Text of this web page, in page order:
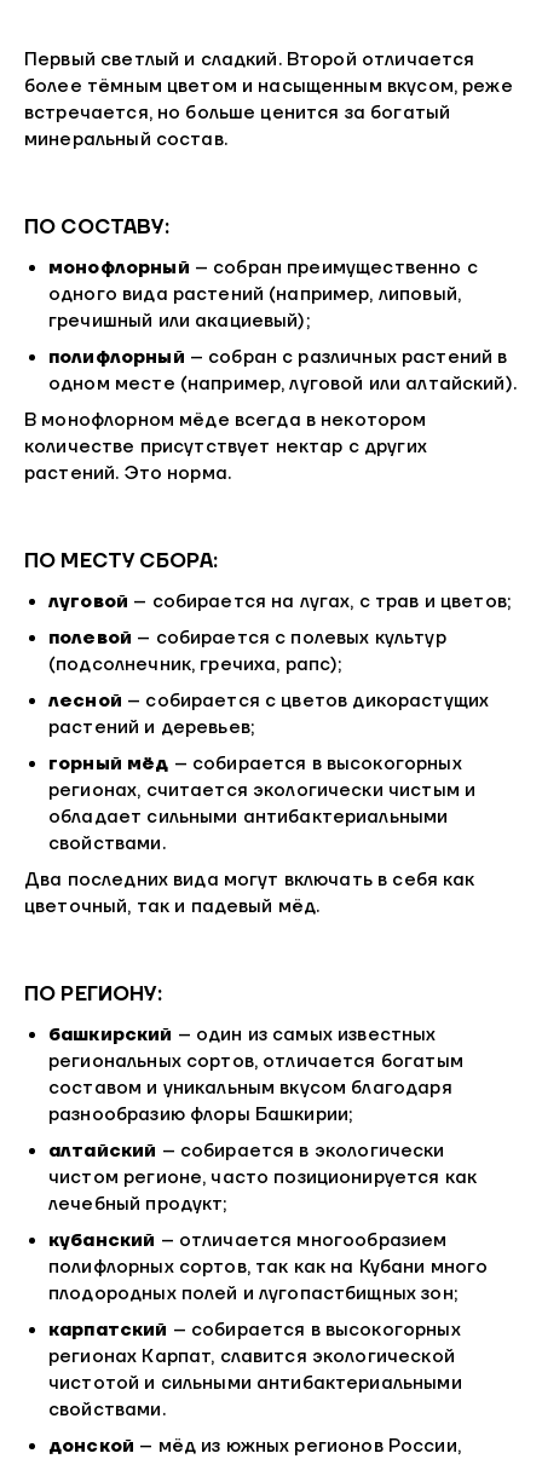
Первый светлый и сладкий. Второй отличается
более тёмным цветом и насыщенным вкусом, реже
встречается, но больше ценится за богатый
минеральный состав.
ПО СОСТАВУ:
монофлорный – собран преимущественно с
одного вида растений (например, липовый,
гречишный или акациевый);
полифлорный – собран с различных растений в
одном месте (например, луговой или алтайский).
В монофлорном мёде всегда в некотором
количестве присутствует нектар с других
растений. Это норма.
ПО МЕСТУ СБОРА:
луговой – собирается на лугах, с трав и цветов;
полевой – собирается с полевых культур
(подсолнечник, гречиха, рапс);
лесной – собирается с цветов дикорастущих
растений и деревьев;
горный мёд – собирается в высокогорных
регионах, считается экологически чистым и
обладает сильными антибактериальными
свойствами.
Два последних вида могут включать в себя как
цветочный, так и падевый мёд.
ПО РЕГИОНУ:
башкирский – один из самых известных
региональных сортов, отличается богатым
составом и уникальным вкусом благодаря
разнообразию флоры Башкирии;
алтайский – собирается в экологически
чистом регионе, часто позиционируется как
лечебный продукт;
кубанский – отличается многообразием
полифлорных сортов, так как на Кубани много
плодородных полей и лугопастбищных зон;
карпатский – собирается в высокогорных
регионах Карпат, славится экологической
чистотой и сильными антибактериальными
свойствами.
донской – мёд из южных регионов России,